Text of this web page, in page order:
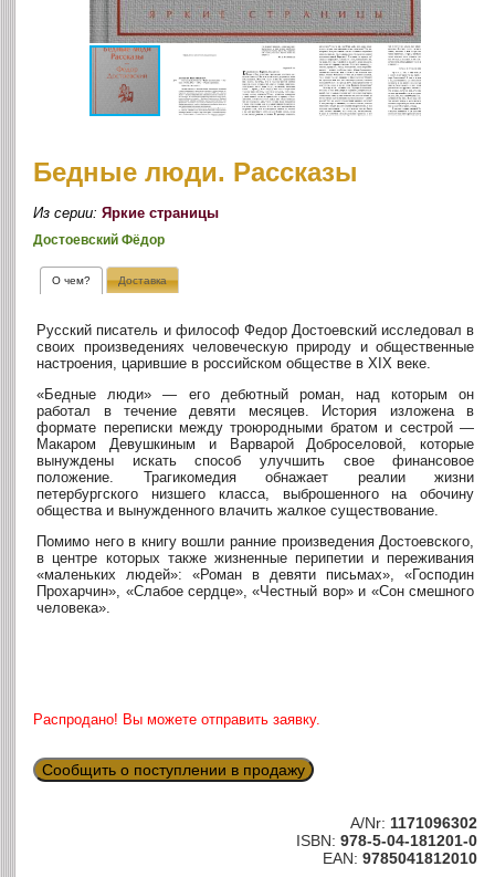
Бедные люди. Рассказы
Из серии:Яркие страницы
Достоевский Фёдор
О чем? Доставка
Русский писатель и философ Федор Достоевский исследовал в
своих произведениях человеческую природу и общественные
настроения, царившие в российском обществе в XIX веке.
«Бедные люди» — его дебютный роман, над которым он
работал в течение девяти месяцев. История изложена в
формате переписки между троюродными братом и сестрой —
Макаром Девушкиным и Варварой Доброселовой, которые
вынуждены искать способ улучшить свое финансовое
положение. Трагикомедия обнажает реалии жизни
петербургского низшего класса, выброшенного на обочину
общества и вынужденного влачить жалкое существование.
Помимо него в книгу вошли ранние произведения Достоевского,
в центре которых также жизненные перипетии и переживания
«маленьких людей»: «Роман в девяти письмах», «Господин
Прохарчин», «Слабое сердце», «Честный вор» и «Сон смешного
человека».
Распродано! Вы можете отправить заявку.
Сообщить о поступлении в продажу
A/Nr: 1171096302
ISBN: 978-5-04-181201-0
EAN: 9785041812010